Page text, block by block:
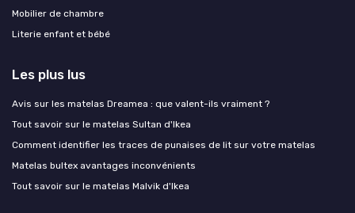
Mobilier de chambre
Literie enfant et bébé
Les plus lus
Avis sur les matelas Dreamea : que valent-ils vraiment ?
Tout savoir sur le matelas Sultan d'Ikea
Comment identifier les traces de punaises de lit sur votre matelas
Matelas bultex avantages inconvénients
Tout savoir sur le matelas Malvik d'Ikea